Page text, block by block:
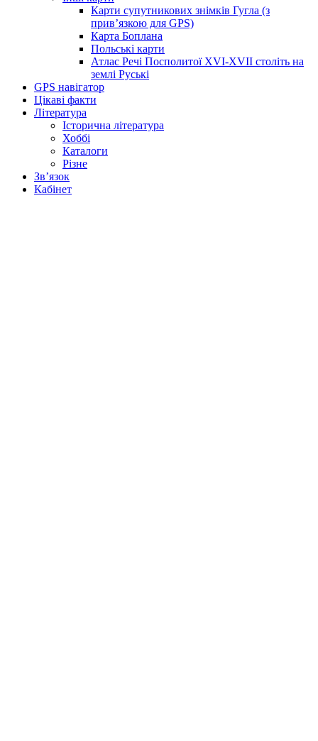
Карти супутникових знімків Гугла (з
прив’язкою для GPS)
Карта Боплана
Польські карти
Атлас Речі Посполитої XVI-XVII століть на
землі Руські
GPS навігатор
Цікаві факти
Література
Історична література
Хоббі
Каталоги
Різне
Зв’язок
Кабінет